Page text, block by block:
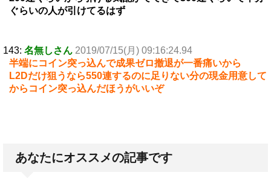
ぐらいの人が引けてるはず
143: 名無しさん 2019/07/15(月) 09:16:24.94
半端にコイン突っ込んで成果ゼロ撤退が一番痛いから
L2Dだけ狙うなら550連するのに足りない分の現金用意して
からコイン突っ込んだほうがいいぞ
あなたにオススメの記事です